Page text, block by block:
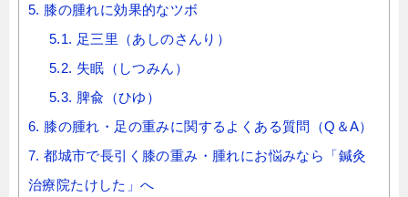
5. 膝の腫れに効果的なツボ
5.1. 足三里（あしのさんり）
5.2. 失眠（しつみん）
5.3. 脾兪（ひゆ）
6. 膝の腫れ・足の重みに関するよくある質問（Q＆A）
7. 都城市で長引く膝の重み・腫れにお悩みなら「鍼灸
治療院たけした」へ